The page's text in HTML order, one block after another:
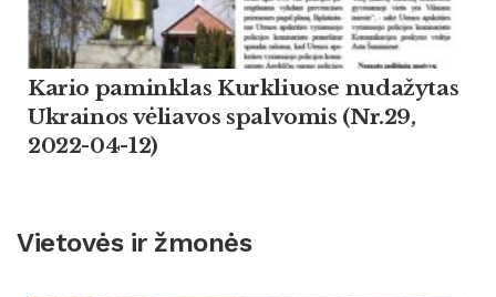
Kario paminklas Kurkliuose nudažytas
Ukrainos vėliavos spalvomis (Nr.29,
2022-04-12)
Vietovės ir žmonės